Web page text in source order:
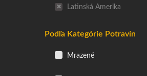
Latinská Amerika
Podľa Kategórie Potravín
Mrazené